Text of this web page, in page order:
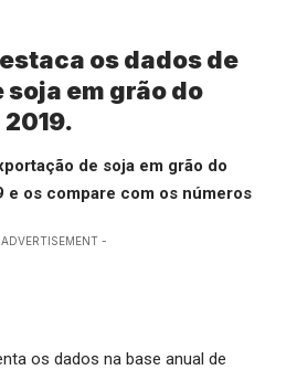
os dados de
em grão do
de soja em grão do
e os compare com os números
-
os dados na base anual de